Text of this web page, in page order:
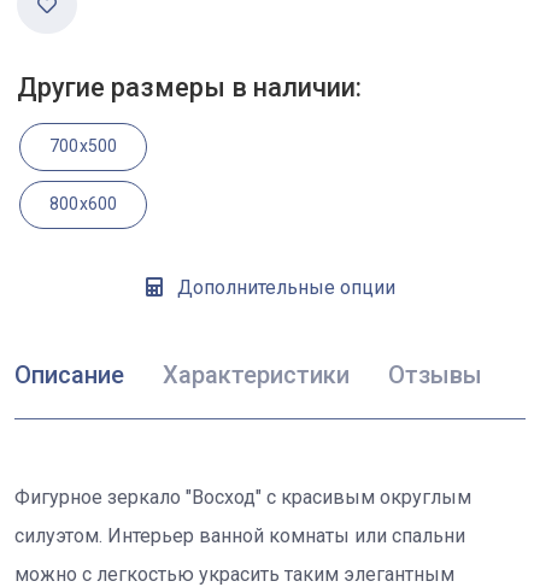
Другие размеры в наличии:
700x500
800x600
Дополнительные опции
Описание Характеристики Отзывы
Фигурное зеркало "Восход" с красивым округлым
силуэтом. Интерьер ванной комнаты или спальни
можно с легкостью украсить таким элегантным